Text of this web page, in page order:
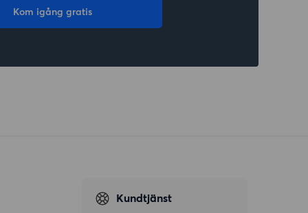
Kom igång gratis
Kundtjänst